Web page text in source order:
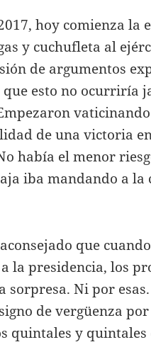
hoy comienza la
y cuchufleta al
de argumentos
esto no ocurriría
de una victoria
había el menor
iba mandando a la
que cuando
la presidencia, los
Ni por
de vergüenza
quintales y quintales